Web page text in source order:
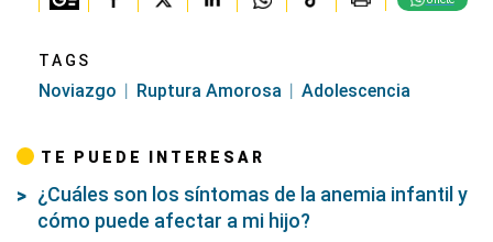
TAGS
Noviazgo Ruptura Amorosa Adolescencia
TE PUEDE INTERESAR
¿Cuáles son los síntomas de la anemia infantil y
cómo puede afectar a mi hijo?